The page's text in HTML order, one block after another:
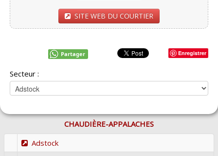
SITE WEB DU COURTIER
Enregistrer
Partager
Secteur :
CHAUDIÈRE-APPALACHES
Adstock